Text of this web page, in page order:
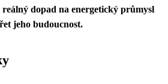
reálný dopad na energetický průmysl
jeho budoucnost.